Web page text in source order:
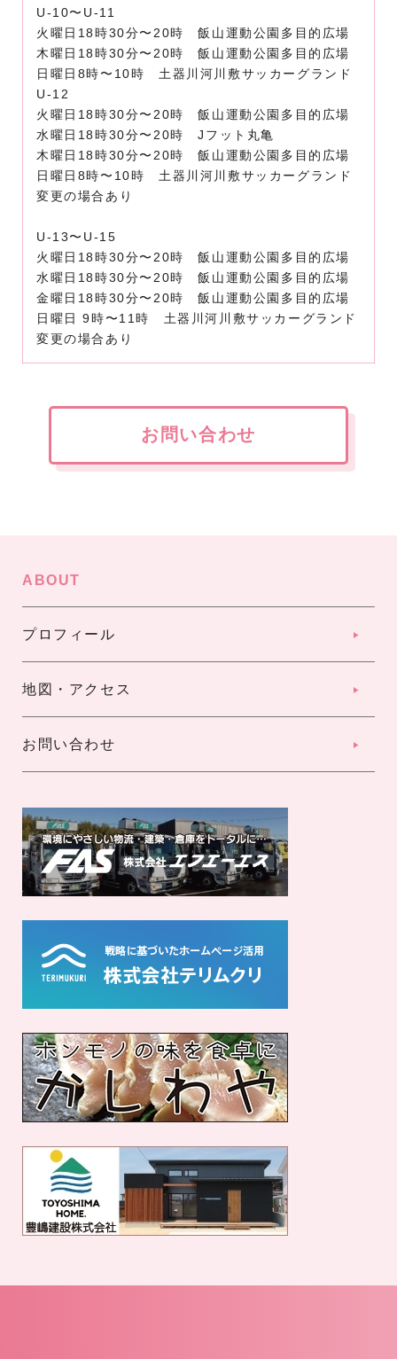
U-10〜U-11
火曜日18時30分〜20時 飯山運動公園多目的広場
木曜日18時30分〜20時 飯山運動公園多目的広場
日曜日8時〜10時 土器川河川敷サッカーグランド
U-12
火曜日18時30分〜20時 飯山運動公園多目的広場
水曜日18時30分〜20時 Jフット丸亀
木曜日18時30分〜20時 飯山運動公園多目的広場
日曜日8時〜10時 土器川河川敷サッカーグランド
変更の場合あり
U-13〜U-15
火曜日18時30分〜20時 飯山運動公園多目的広場
水曜日18時30分〜20時 飯山運動公園多目的広場
金曜日18時30分〜20時 飯山運動公園多目的広場
日曜日 9時〜11時 土器川河川敷サッカーグランド
変更の場合あり
お問い合わせ
ABOUT
プロフィール
地図・アクセス
お問い合わせ